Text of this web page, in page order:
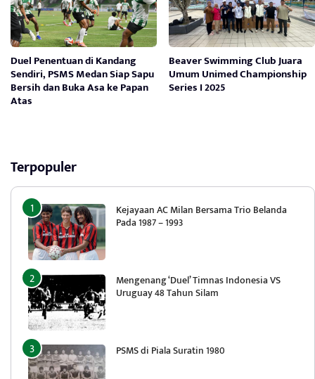
Duel Penentuan di Kandang
Sendiri, PSMS Medan Siap Sapu
Bersih dan Buka Asa ke Papan
Atas
Beaver Swimming Club Juara
Umum Unimed Championship
Series I 2025
Terpopuler
Kejayaan AC Milan Bersama Trio Belanda
Pada 1987 – 1993
Mengenang ‘Duel’ Timnas Indonesia VS
Uruguay 48 Tahun Silam
PSMS di Piala Suratin 1980